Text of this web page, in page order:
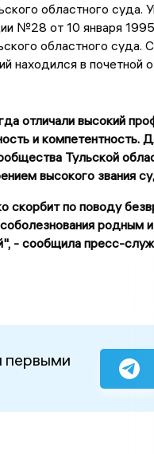
областного суда.
№28 от 10 января 1995
областного суда.
находился в почетной
отличали высокий
и компетентность.
Тульской
высокого звания
скорбит по поводу
родным
- сообщила пресс-
первыми